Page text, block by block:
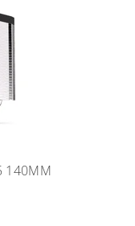
140MM